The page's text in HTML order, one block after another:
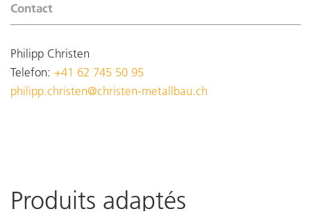
Contact
Philipp Christen
Telefon: +41 62 745 50 95
philipp.christen@christen-metallbau.ch
Produits adaptés